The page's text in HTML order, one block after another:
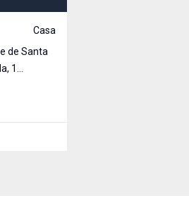
Casa
de Santa